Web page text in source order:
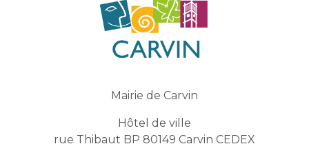
Mairie de Carvin
Hôtel de ville
rue Thibaut BP 80149 Carvin CEDEX